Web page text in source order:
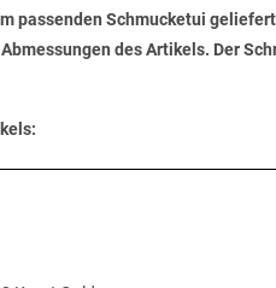
passenden Schmucketui
des Artikels. Der